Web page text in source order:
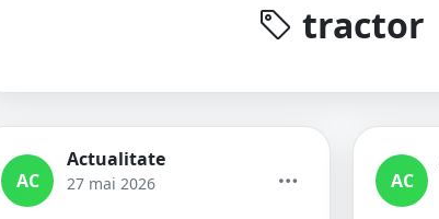
tractor
AC
Actualitate
27 mai 2026 AC